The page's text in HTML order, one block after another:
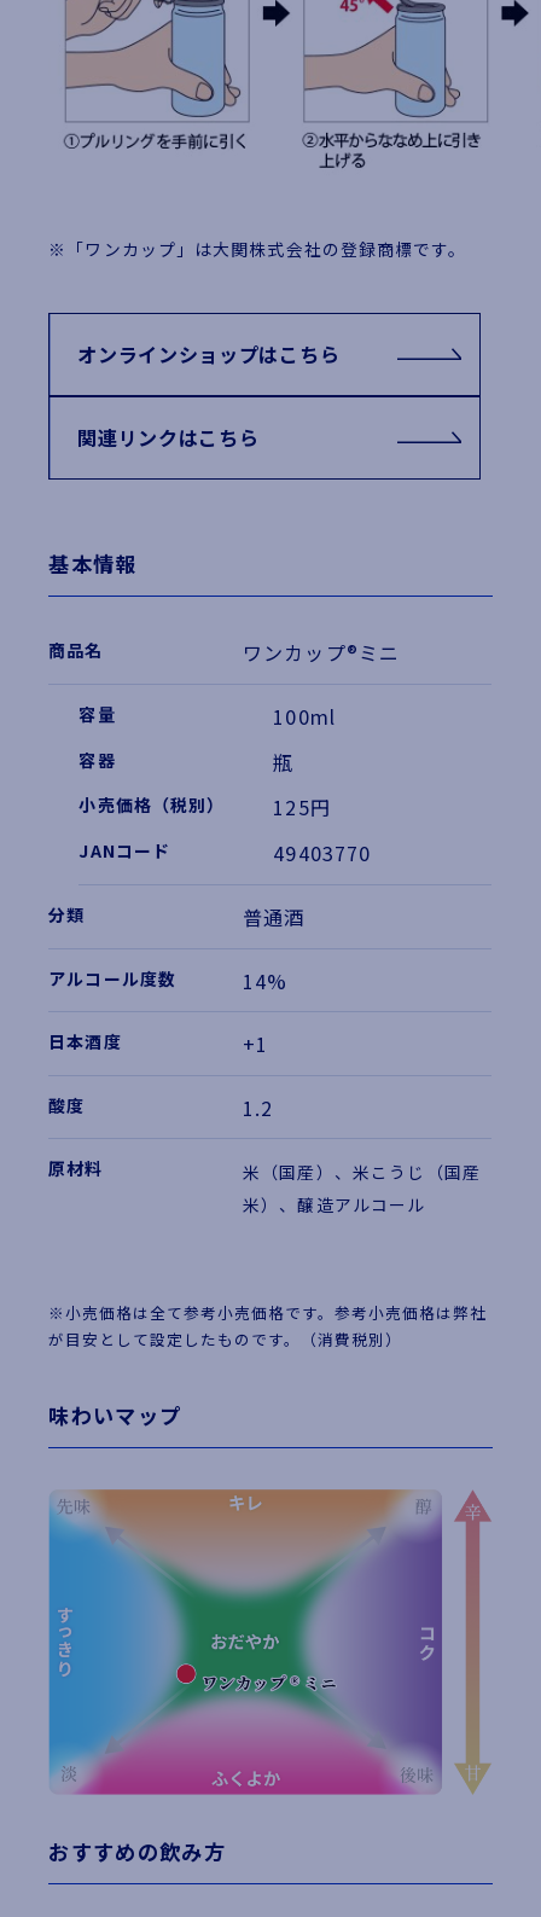
※「ワンカップ」は大関株式会社の登録商標です。
オンラインショップはこちら
関連リンクはこちら
基本情報
ワンカップ®ミニ
100ml
瓶
125円
49403770
普通酒
14%
+1
1.2
米（国産）、米こうじ（国産
米）、醸造アルコール
※小売価格は全て参考小売価格です。参考小売価格は弊社
が目安として設定したものです。（消費税別）
味わいマップ
おすすめの飲み方